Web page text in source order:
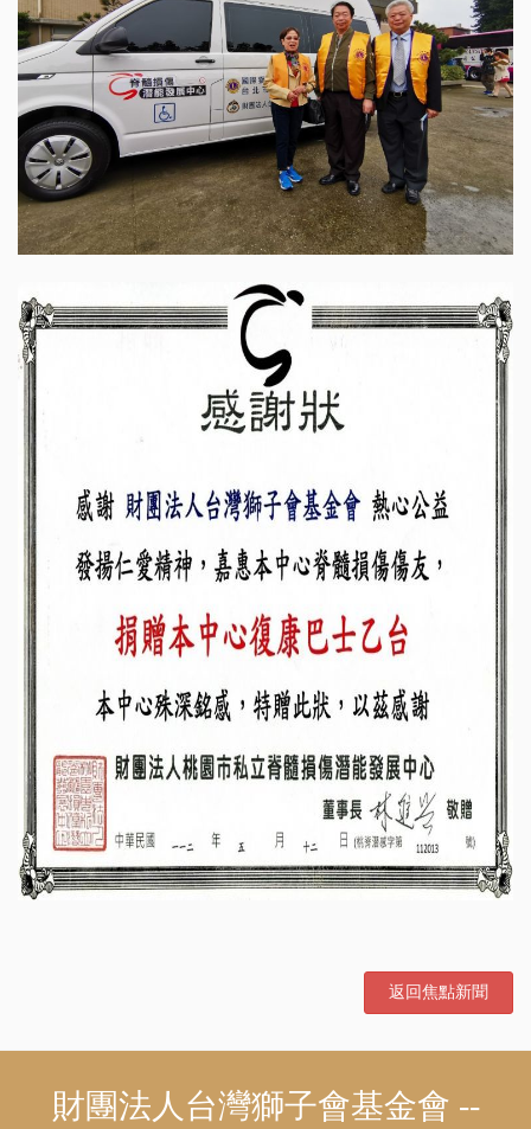
返回焦點新聞
財團法人台灣獅子會基金會 --